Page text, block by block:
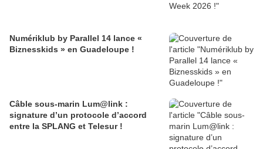
Numériklub by Parallel 14 lance «
Biznesskids » en Guadeloupe !
Câble sous-marin Lum@link :
signature d’un protocole d’accord
entre la SPLANG et Telesur !